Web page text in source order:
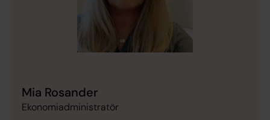
Mia Rosander
Ekonomiadministratör